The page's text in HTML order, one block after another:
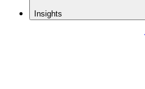
Insights